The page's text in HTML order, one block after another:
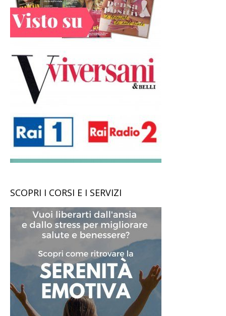
SCOPRI I CORSI E I SERVIZI